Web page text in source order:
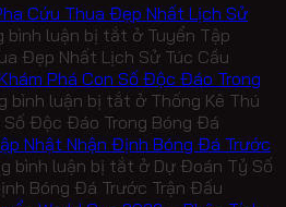
Cứu Thua Đẹp Nhất Lịch Sử
bình luận bị tắt ở Tuyển Tập
Đẹp Nhất Lịch Sử Túc Cầu
Phá Con Số Độc Đáo Trong
bình luận bị tắt ở Thống Kê Thú
Số Độc Đáo Trong Bóng Đá
Nhật Nhận Định Bóng Đá Trước
bình luận bị tắt ở Dự Đoán Tỷ Số
Bóng Đá Trước Trận Đấu